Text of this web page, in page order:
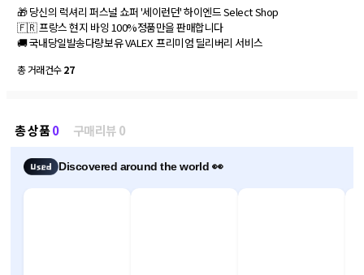
🎁 당신의 럭셔리 퍼스널 쇼퍼 '세이런던' 하이엔드 Select Shop
🇫🇷 프랑스 현지 바잉 100%정품만을 판매합니다
🚚 국내당일발송다량보유 VALEX  프리미엄 딜리버리 서비스
총 거래건수27
총 상품0 구매리뷰 0
Discovered around the world 👀